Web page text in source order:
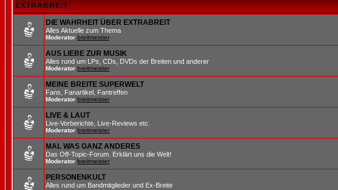
EXTRABREIT
DIE WAHRHEIT ÜBER EXTRABREIT
Alles Aktuelle zum Thema
Moderator breitmeister
AUS LIEBE ZUR MUSIK
Alles rund um LPs, CDs, DVDs der Breiten und anderer
Moderator breitmeister
MEINE BREITE SUPERWELT
Fans, Fanartikel, Fantreffen
Moderator breitmeister
LIVE & LAUT
Live-Vorberichte, Live-Reviews etc.
Moderator breitmeister
MAL WAS GANZ ANDERES
Das Off-Topic-Forum. Erklärt uns die Welt!
Moderator breitmeister
PERSONENKULT
Alles rund um Bandmitglieder und Ex-Breite